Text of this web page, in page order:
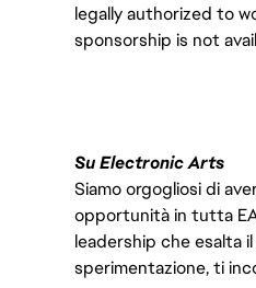
legally authorized to
sponsorship is not
Su Electronic Arts
Siamo orgogliosi di
opportunità in tutta
leadership che esalta
sperimentazione, ti